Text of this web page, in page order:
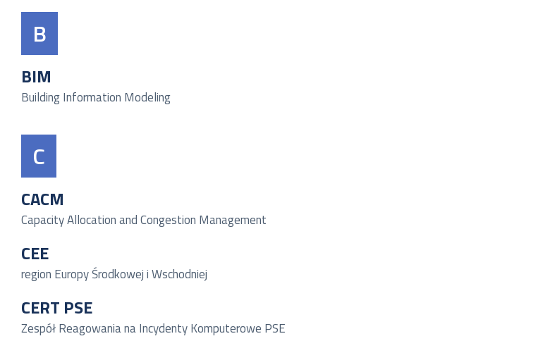
B
BIM
Building Information Modeling
C
CACM
Capacity Allocation and Congestion Management
CEE
region Europy Środkowej i Wschodniej
CERT PSE
Zespół Reagowania na Incydenty Komputerowe PSE